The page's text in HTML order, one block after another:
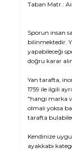
Taban Matr.:
Sporun insan
bilinmektedir.
yapabileceği
doğru karar
Yan tarafta,
1759 ile ilgili
"hangi marka
olmalı yoksa
tarafta
Kendinize
ayakkabı